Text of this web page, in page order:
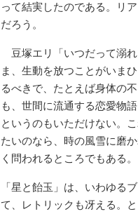
って結実したのである。リ
だろう。
豆塚エリ「いつだって溺れ
ま、生動を放つことがいま
るべきで、たとえば身体の
も、世間に流通する恋愛物
というのもいただけない。
たいのなら、時の風雪に磨
く問われるところでもある。
「星と飴玉」は、いわゆる
て、レトリックも冴える。